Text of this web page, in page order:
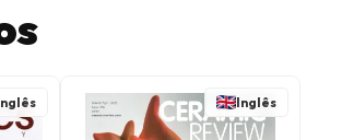
Inglês